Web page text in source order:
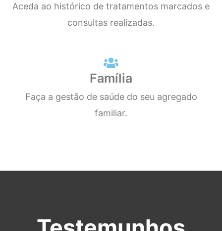
Aceda ao histórico de tratamentos marcados e
consultas realizadas.
Família
Faça a gestão de saúde do seu agregado
familiar.